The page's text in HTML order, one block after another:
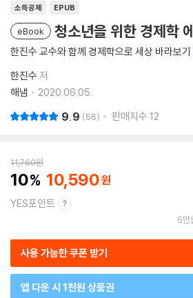
소득공제 EPUB
eBook 청소년을 위한 경제학
한진수 교수와 함께 경제학으로 세상 바라보기
한진수 저
해냄
2020.06.05.
9.9 56 판매지수 12
11,760원
10 10,590
YES포인트
5만
사용 가능한 쿠폰 받기
앱 다운 시 1천원 상품권